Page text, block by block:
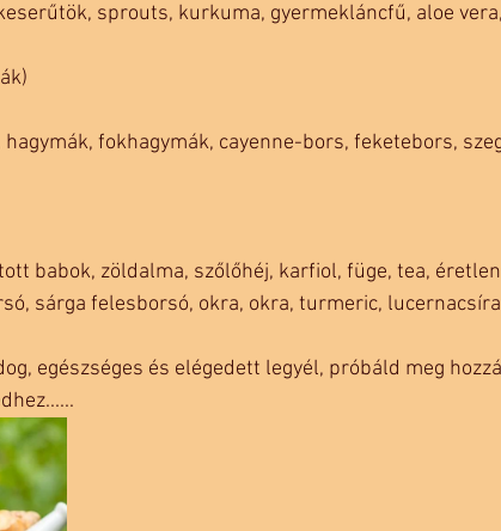
sprouts, kurkuma, gyermekláncfű, aloe
fokhagymák, cayenne-bors, feketebors,
babok, zöldalma, szőlőhéj, karfiol, füge, tea,
sárga felesborsó, okra, okra, turmeric,
egészséges és elégedett legyél, próbáld meg